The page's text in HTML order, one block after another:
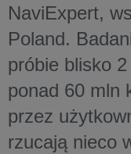
NaviExpert,
Poland.
próbie blisko
ponad 60 mln
przez
rzucają nieco